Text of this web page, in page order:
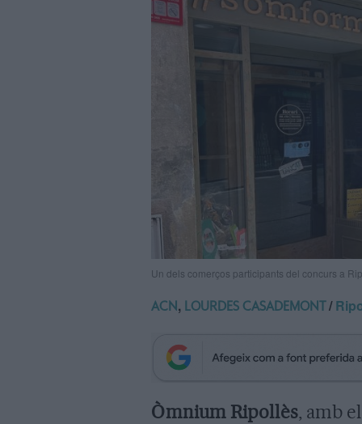
Un dels comerços participants del concurs a
ACN , LOURDES CASADEMONT /
Òmnium Ripollès, amb